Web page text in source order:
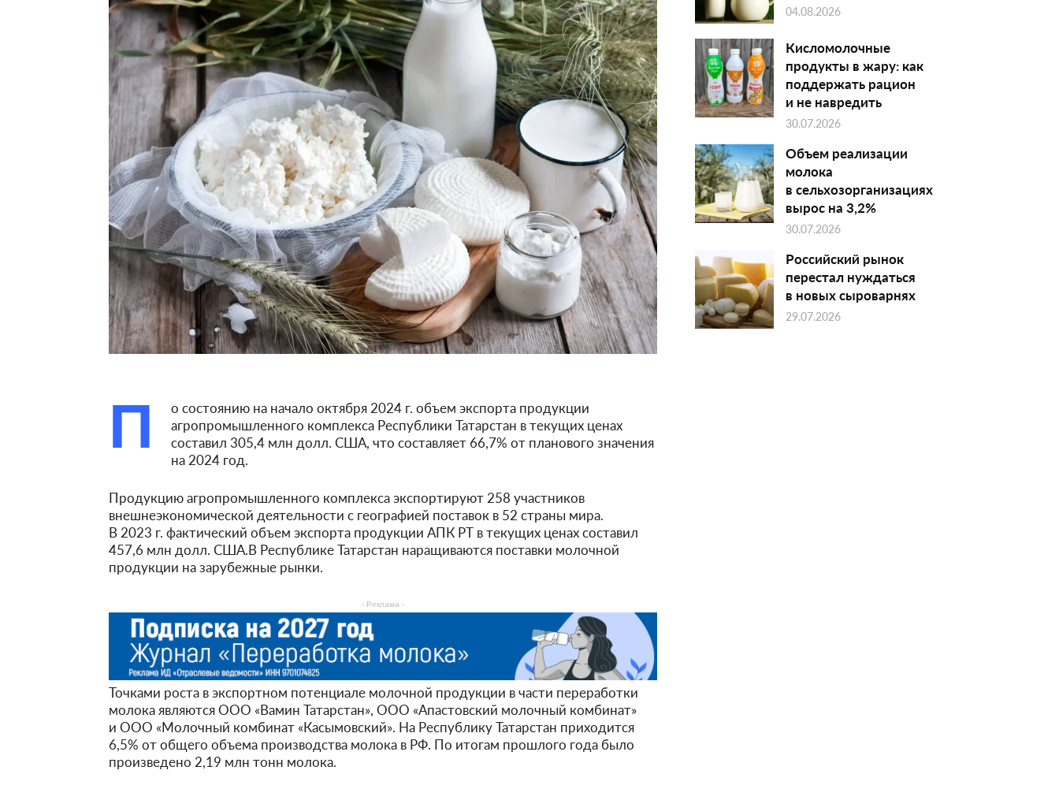
П
о состоянию на начало октября 2024 г. объем экспорта продукции
агропромышленного комплекса Республики Татарстан в текущих ценах
составил 305,4 млн долл. США, что составляет 66,7% от планового значения
на 2024 год.
Продукцию агропромышленного комплекса экспортируют 258 участников
внешнеэкономической деятельности с географией поставок в 52 страны мира.
В 2023 г. фактический объем экспорта продукции АПК РТ в текущих ценах составил
457,6 млн долл. США.В Республике Татарстан наращиваются поставки молочной
продукции на зарубежные рынки.
- Реклама -
Точками роста в экспортном потенциале молочной продукции в части переработки
молока являются ООО «Вамин Татарстан», ООО «Апастовский молочный комбинат»
и ООО «Молочный комбинат «Касымовский». На Республику Татарстан приходится
6,5% от общего объема производства молока в РФ. По итогам прошлого года было
произведено 2,19 млн тонн молока.
04.08.2026
Кисломолочные
продукты в жару: как
поддержать рацион
и не навредить
30.07.2026
Объем реализации
молока
в сельхозорганизациях
вырос на 3,2%
30.07.2026
Российский рынок
перестал нуждаться
в новых сыроварнях
29.07.2026